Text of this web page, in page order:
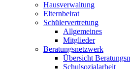
Hausverwaltung
Elternbeirat
Schülervertretung
Allgemeines
Mitglieder
Beratungsnetzwerk
Übersicht
Schulsozialarbeit